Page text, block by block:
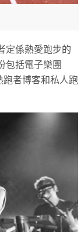
定係熱愛跑步的
包括電子樂團
跑者博客和私人跑